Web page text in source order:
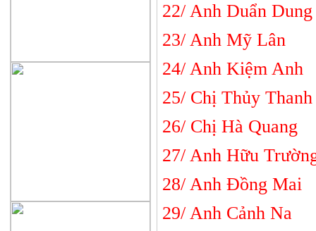
22/ Anh Duẩn
23/ Anh Mỹ
24/ Anh
25/ Chị Thủy
26/ Chị Hà
27/ Anh Hữu
28/ Anh
29/ Anh